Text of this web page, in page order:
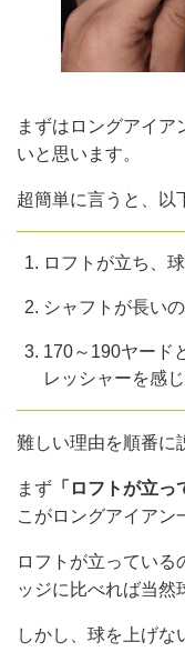
まずはロングアイア
いと思います。
超簡単に言うと、以
ロフトが立ち、
シャフトが長い
170～190ヤード
レッシャーを感
難しい理由を順番に
まず 「ロフトが立っ
こがロングアイアン
ロフトが立っている
ッジに比べれば当然
しかし、球を上げな